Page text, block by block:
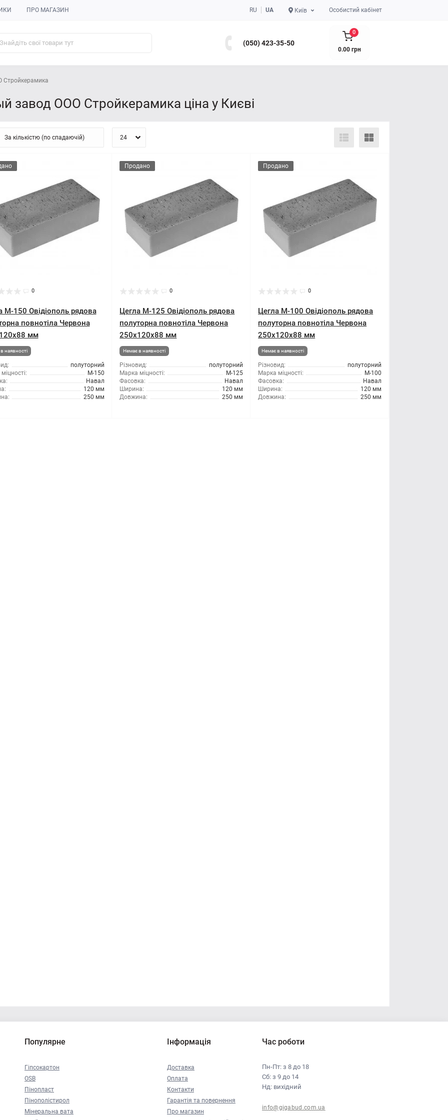
ПРО МАГАЗИН RU UA Київ Особистий кабінет
(050) 423-35-50
0
0.00 грн
Стройкерамика
завод ООО Стройкерамика ціна у Києві
0
М-150 Овідіополь рядова
повнотіла Червона
мм
наявності
полуторний
М-150
Навал
120 мм
250 мм
Продано
0
Цегла М-125 Овідіополь рядова
полуторна повнотіла Червона
250х120х88 мм
Немає в наявності
Різновид:
полуторний
Марка міцності:
М-125
Фасовка:
Навал
Ширина:
120 мм
Довжина:
250 мм
Продано
0
Цегла М-100 Овідіополь рядова
полуторна повнотіла Червона
250х120х88 мм
Немає в наявності
Різновид:
полуторний
Марка міцності:
М-100
Фасовка:
Навал
Ширина:
120 мм
Довжина:
250 мм
Популярне
Гіпсокартон
OSB
Пінопласт
Пінополістирол
Мінеральна вата
Інформація
Доставка
Оплата
Контакти
Гарантія та повернення
Про магазин
Час роботи
Пн-Пт: з 8 до 18
Сб: з 9 до 14
Нд: вихідний
info@gigabud.com.ua